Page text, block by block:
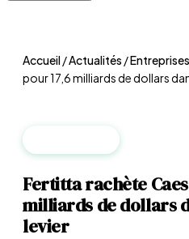
Accueil/Actualités /Entreprises
pour 17,6 milliards de dollars
Fertitta rachète
milliards de dollars
levier